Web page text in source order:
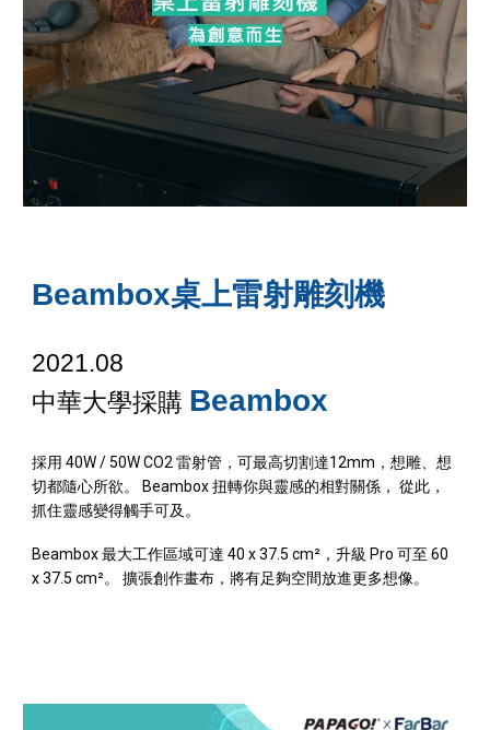
Beambox桌上雷射雕刻機
2021.08
中華大學採購 Beambox
採用 40W / 50W CO2 雷射管，可最高切割達12mm，想雕、想
切都隨心所欲。 Beambox 扭轉你與靈感的相對關係， 從此，
抓住靈感變得觸手可及。
Beambox 最大工作區域可達 40 x 37.5 cm²，升級 Pro 可至 60
x 37.5 cm²。 擴張創作畫布，將有足夠空間放進更多想像。